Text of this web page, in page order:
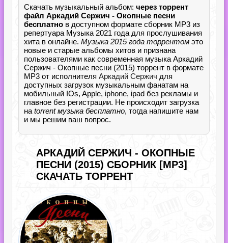
Скачать музыкальный альбом: через торрент
файл Аркадий Сержич - Окопные песни
бесплатно в доступном формате сборник MP3 из
репертуара Музыка 2021 года для прослушивания
хита в онлайне. Музыка 2015 года торрентом это
новые и старые альбомы хитов и признана
пользователями как современная музыка Аркадий
Сержич - Окопные песни (2015) торрент в формате
MP3 от исполнителя Аркадий Сержич для
доступных загрузок музыкальным фанатам на
мобильный IOs, Apple, iphone, ipad без рекламы и
главное без регистрации. Не происходит загрузка
на torrent музыка бесплатно, тогда напишите нам
и мы решим ваш вопрос.
АРКАДИЙ СЕРЖИЧ - ОКОПНЫЕ
ПЕСНИ (2015) СБОРНИК [MP3]
СКАЧАТЬ ТОРРЕНТ